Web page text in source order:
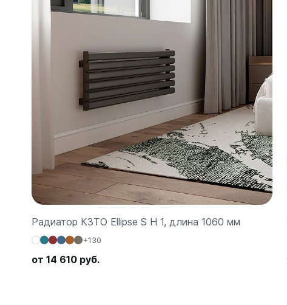
Зеркало Г
Зеркало П
Зеркало С
Радиатор КЗТО Ellipse S H 1, длина 1060 мм
+130
от 14 610 руб.